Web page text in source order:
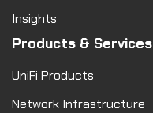
Insights
Products & Services
UniFi Products
Network Infrastructure